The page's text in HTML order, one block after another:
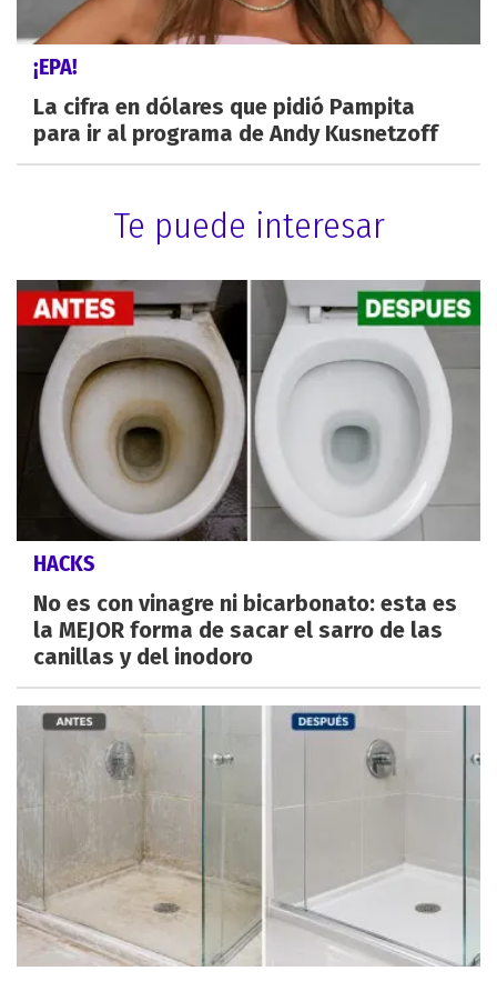
¡EPA!
La cifra en dólares que pidió Pampita
para ir al programa de Andy Kusnetzoff
Te puede interesar
HACKS
No es con vinagre ni bicarbonato: esta es
la MEJOR forma de sacar el sarro de las
canillas y del inodoro